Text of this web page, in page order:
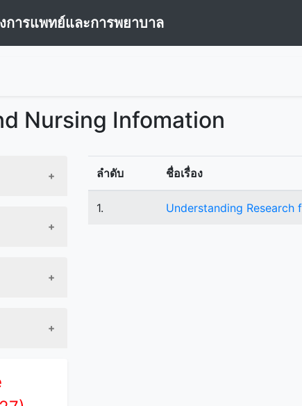
การแพทย์และการพยาบาล
Nursing Infomation
ลำดับ ชื่อเรื่อง
1. Understanding Research